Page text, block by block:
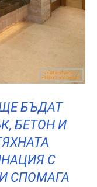
БЪДАТ
БЕТОН И
С
СПОМАГА